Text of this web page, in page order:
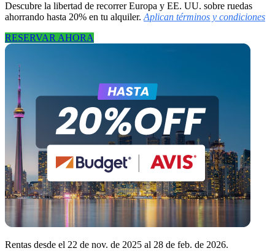
Descubre la libertad de recorrer Europa y EE. UU. sobre ruedas
ahorrando hasta 20% en tu alquiler.Aplican términos y condiciones
RESERVAR AHORA
Rentas desde el 22 de nov. de 2025 al 28 de feb. de 2026.